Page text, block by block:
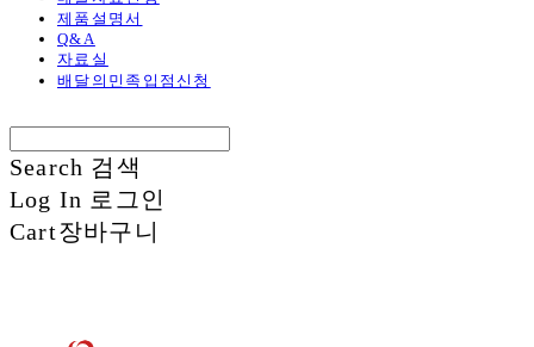
제품설명서
Q&A
자료실
배달의민족입점신청
Search 검색
Log In 로그인
Cart장바구니